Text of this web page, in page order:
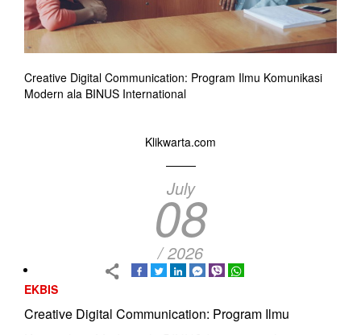
Creative Digital Communication: Program Ilmu Komunikasi
Modern ala BINUS International
Klikwarta.com
July
08
/ 2026
EKBIS
Creative Digital Communication: Program Ilmu